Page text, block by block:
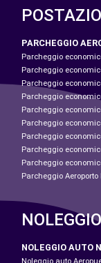
PARCHEGGIO
Parcheggio
Parcheggio
Parcheggio
Parcheggio
Parcheggio
Parcheggio
Parcheggio
Parcheggio
Parcheggio
Parcheggio
NOLEGGIO AUTO
Noleggio auto